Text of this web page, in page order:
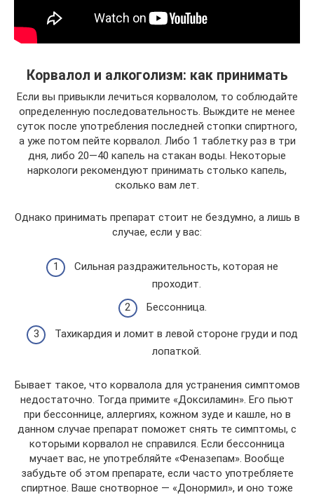
Корвалол и алкоголизм: как принимать
Если вы привыкли лечиться корвалолом, то соблюдайте
определенную последовательность. Выждите не менее
суток после употребления последней стопки спиртного,
а уже потом пейте корвалол. Либо 1 таблетку раз в три
дня, либо 20—40 капель на стакан воды. Некоторые
наркологи рекомендуют принимать столько капель,
сколько вам лет.
Однако принимать препарат стоит не бездумно, а лишь в
случае, если у вас:
Сильная раздражительность, которая не
проходит.
Бессонница.
Тахикардия и ломит в левой стороне груди и под
лопаткой.
Бывает такое, что корвалола для устранения симптомов
недостаточно. Тогда примите «Доксиламин». Его пьют
при бессоннице, аллергиях, кожном зуде и кашле, но в
данном случае препарат поможет снять те симптомы, с
которыми корвалол не справился. Если бессонница
мучает вас, не употребляйте «Феназепам». Вообще
забудьте об этом препарате, если часто употребляете
спиртное. Ваше снотворное — «Донормил», и оно тоже